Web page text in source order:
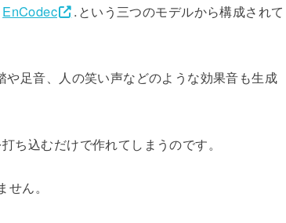
EnCodec
.という三つのモデルから構成されて
足音、人の笑い声などのような効果音も生成
ち込むだけで作れてしまうのです。
ん。